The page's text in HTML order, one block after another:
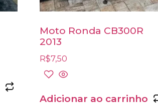
Moto Ronda CB300R
2013
R$7,50
Adicionar ao carrinho